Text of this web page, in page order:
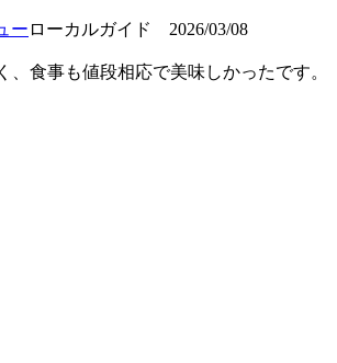
ー ローカルガイド 2026/03/08
、食事も値段相応で美味しかったです。